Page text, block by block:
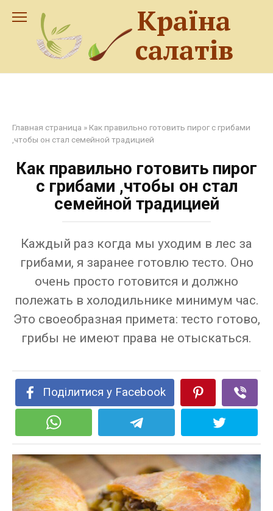
Країна
салатів
Главная страница » Как правильно готовить пирог с грибами
,чтобы он стал семейной традицией
Как правильно готовить пирог
с грибами ,чтобы он стал
семейной традицией
Каждый раз когда мы уходим в лес за
грибами, я заранее готовлю тесто. Оно
очень просто готовится и должно
полежать в холодильнике минимум час.
Это своеобразная примета: тесто готово,
грибы не имеют права не отыскаться.
Поділитися у Facebook